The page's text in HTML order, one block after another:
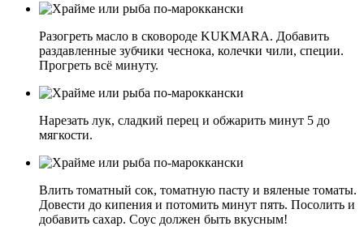
Разогреть масло в сковороде KUKMARA. Добавить
раздавленные зубчики чеснока, колечки чили, специи.
Прогреть всё минуту.
Нарезать лук, сладкий перец и обжарить минут 5 до
мягкости.
Влить томатный сок, томатную пасту и вяленые томаты.
Довести до кипения и потомить минут пять. Посолить и
добавить сахар. Соус должен быть вкусным!